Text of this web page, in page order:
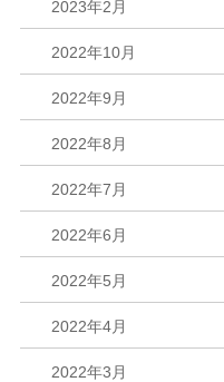
2023年2月
2022年10月
2022年9月
2022年8月
2022年7月
2022年6月
2022年5月
2022年4月
2022年3月